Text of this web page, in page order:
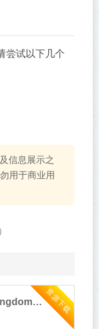
尝试以下几个
信息展示之
用于商业用
资源下载
《三国真龙传 Three Kingdoms True Dragon》v4.02